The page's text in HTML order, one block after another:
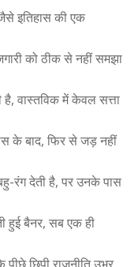
इतिहास की एक
को ठीक से नहीं समझा
है, वास्तविक में केवल सत्ता
के बाद, फिर से जड़ नहीं
रंग देती है, पर उनके पास
हुई बैनर, सब एक ही